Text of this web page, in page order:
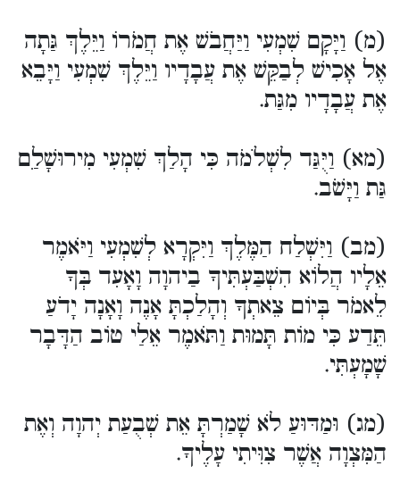
(מ) וַיָּקָם שִׁמְעִי וַיַּחֲבֹשׁ אֶת חֲמֹרוֹ וַיֵּלֶךְ גַּתָה
אֶל אָכִישׁ לְבַקֵּשׁ אֶת עֲבָדָיו וַיֵּלֶךְ שִׁמְעִי וַיָּבֵא
אֶת עֲבָדָיו מִגַּת.
(מא) וַיֻּגַּד לִשְׁלֹמֹה כִּי הָלַךְ שִׁמְעִי מִירוּשָׁלַ‍ִם
גַּת וַיָּשֹׁב.
(מב) וַיִּשְׁלַח הַמֶּלֶךְ וַיִּקְרָא לְשִׁמְעִי וַיֹּאמֶר
אֵלָיו הֲלוֹא הִשְׁבַּעְתִּיךָ בַיהוָה וָאָעִד בְּךָ
לֵאמֹר בְּיוֹם צֵאתְךָ וְהָלַכְתָּ אָנֶה וָאָנָה יָדֹעַ
תֵּדַע כִּי מוֹת תָּמוּת וַתֹּאמֶר אֵלַי טוֹב הַדָּבָר
שָׁמָעְתִּי.
(מג) וּמַדּוּעַ לֹא שָׁמַרְתָּ אֵת שְׁבֻעַת יְהוָה וְאֶת
הַמִּצְוָה אֲשֶׁר צִוִּיתִי עָלֶיךָ.